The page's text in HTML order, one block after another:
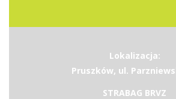
Lokalizacja:
Pruszków, ul.
STRABAG BRVZ